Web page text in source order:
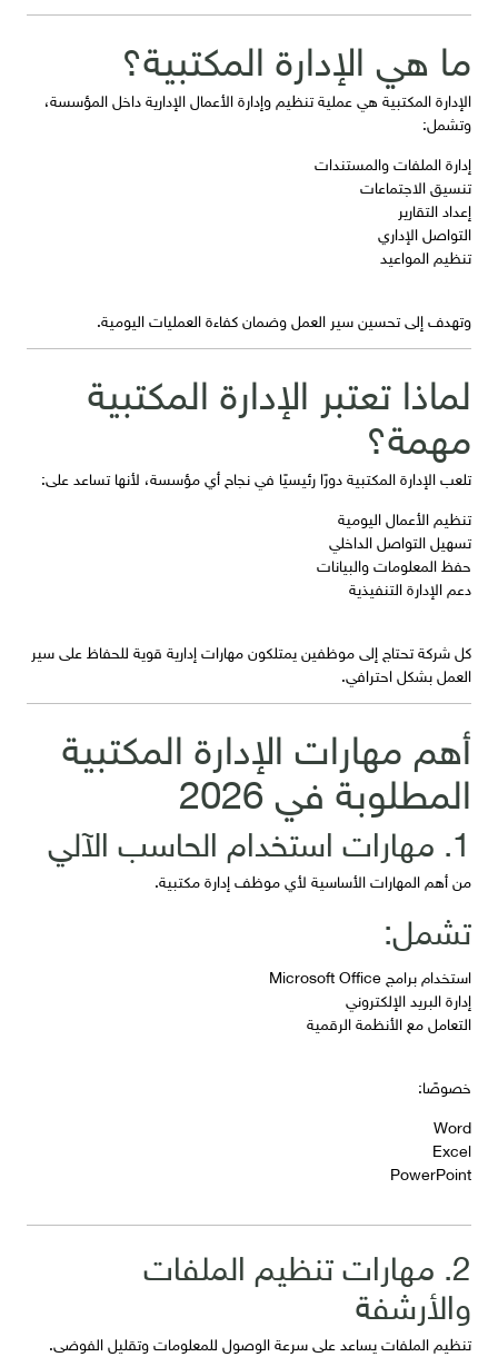
ما هي الإدارة المكتبية؟
الإدارة المكتبية هي عملية تنظيم وإدارة الأعمال الإدارية داخل المؤسسة،
وتشمل:
إدارة الملفات والمستندات
تنسيق الاجتماعات
إعداد التقارير
التواصل الإداري
تنظيم المواعيد
وتهدف إلى تحسين سير العمل وضمان كفاءة العمليات اليومية.
لماذا تعتبر الإدارة المكتبية
مهمة؟
تلعب الإدارة المكتبية دورًا رئيسيًا في نجاح أي مؤسسة، لأنها تساعد على:
تنظيم الأعمال اليومية
تسهيل التواصل الداخلي
حفظ المعلومات والبيانات
دعم الإدارة التنفيذية
كل شركة تحتاج إلى موظفين يمتلكون مهارات إدارية قوية للحفاظ على سير
العمل بشكل احترافي.
أهم مهارات الإدارة المكتبية
المطلوبة في 2026
1. مهارات استخدام الحاسب الآلي
من أهم المهارات الأساسية لأي موظف إدارة مكتبية.
تشمل:
استخدام برامج Microsoft Office
إدارة البريد الإلكتروني
التعامل مع الأنظمة الرقمية
خصوصًا:
Word
Excel
PowerPoint
2. مهارات تنظيم الملفات
والأرشفة
تنظيم الملفات يساعد على سرعة الوصول للمعلومات وتقليل الفوضى.